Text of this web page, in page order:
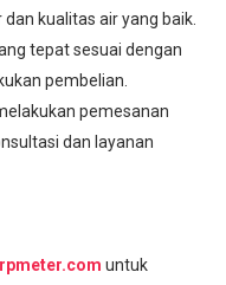
kualitas air yang baik.
tepat sesuai dengan
pembelian.
pemesanan
dan layanan
untuk